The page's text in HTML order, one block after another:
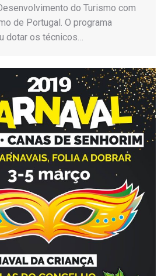
do Turismo com
de Portugal. O programa
dotar os técnicos…